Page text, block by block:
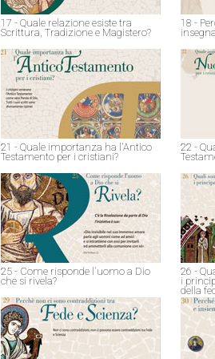
17 - Quale relazione esiste tra
Scrittura, Tradizione e Magistero?
18 -
21 - Quale importanza ha l'Antico
Testamento per i cristiani?
22 -
25 - Come risponde l'uomo a Dio
che si rivela?
26 -
i
della